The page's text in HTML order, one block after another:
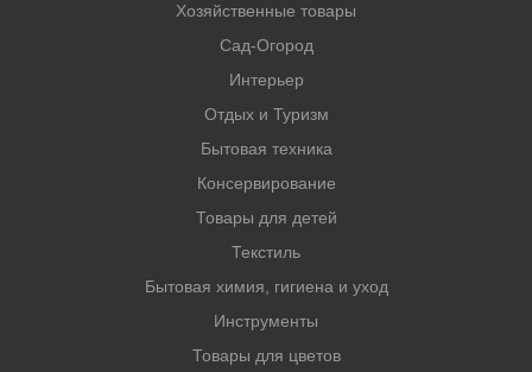
Хозяйственные товары
Сад-Огород
Интерьер
Отдых и Туризм
Бытовая техника
Консервирование
Товары для детей
Текстиль
Бытовая химия, гигиена и уход
Инструменты
Товары для цветов